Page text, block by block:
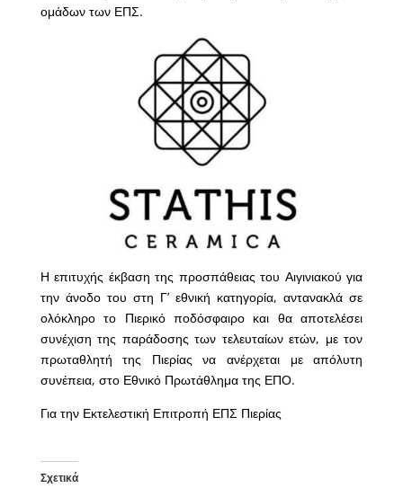
ομάδων των ΕΠΣ.
Η επιτυχής έκβαση της προσπάθειας του Αιγινιακού για
την άνοδο του στη Γ’ εθνική κατηγορία, αντανακλά σε
ολόκληρο το Πιερικό ποδόσφαιρο και θα αποτελέσει
συνέχιση της παράδοσης των τελευταίων ετών, με τον
πρωταθλητή της Πιερίας να ανέρχεται με απόλυτη
συνέπεια, στο Εθνικό Πρωτάθλημα της ΕΠΟ.
Για την Εκτελεστική Επιτροπή ΕΠΣ Πιερίας
Σχετικά